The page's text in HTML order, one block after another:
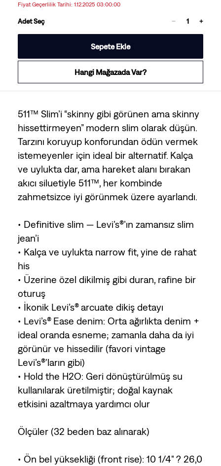
Fiyat Geçerlilik Tarihi: 1.12.2025 03:00:00
Adet Seç
Sepete Ekle
Hangi Mağazada Var?
511™ Slim’i “skinny gibi görünen ama skinny
hissettirmeyen” modern slim olarak düşün.
Tarzını koruyup konforundan ödün vermek
istemeyenler için ideal bir alternatif. Kalça
ve uylukta dar, ama hareket alanı bırakan
akıcı siluetiyle 511™, her kombinde
zahmetsizce iyi görünmek üzere ayarlandı.
• Definitive slim — Levi’s®’ın zamansız slim
jean’i
• Kalça ve uylukta narrow fit, yine de rahat
his
• Üzerine özel dikilmiş gibi duran, rafine bir
oturuş
• İkonik Levi’s® arcuate dikiş detayı
• Levi’s® Ease denim: Orta ağırlıkta denim +
ideal oranda esneme; zamanla daha da iyi
görünür ve hissedilir (favori vintage
Levi’s®’ların gibi)
• Hold the H2O: Geri dönüştürülmüş su
kullanılarak üretilmiştir; doğal kaynak
etkisini azaltmaya yardımcı olur
Ölçüler (32 beden baz alınarak)
• Ön bel yüksekliği (front rise): 10 1/4" ? 26,0